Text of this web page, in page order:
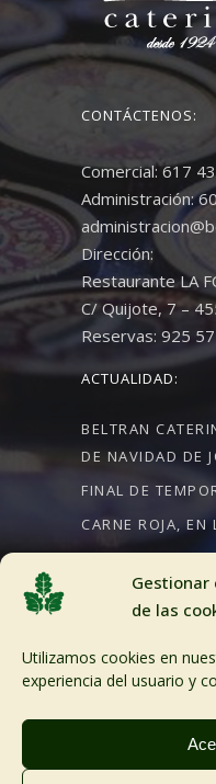
de las
Utilizamos cookies en
experiencia del usuario y
CONTÁCTENOS:
Comercial: 617
Administración:
Dirección:
Restaurante LA
C/ Quijote, 7 –
Reservas: 925
ACTUALIDAD:
BELTRAN
DE NAVIDAD DE
FINAL DE
CARNE ROJA, EN
CRÉDITOS:
Aviso Legal
Política de
Desarollo web